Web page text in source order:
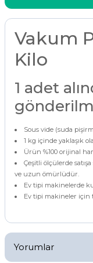
Vakum
Kilo
1 adet
Sous vide (suda
1 kg içinde yaklaşık
Ürün %100 orijinal
Çeşitli ölçülerde
ve uzun ömürlüdür.
Ev tipi makinelerde
Ev tipi makineler için
Yorumlar